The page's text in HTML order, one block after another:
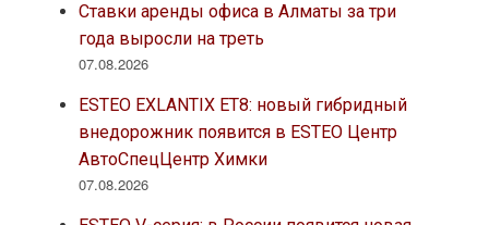
Ставки аренды офиса в Алматы за три
года выросли на треть
07.08.2026
ESTEO EXLANTIX ET8: новый гибридный
внедорожник появится в ESTEO Центр
АвтоСпецЦентр Химки
07.08.2026